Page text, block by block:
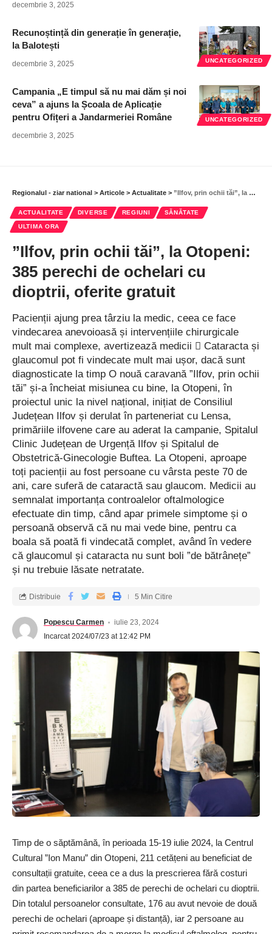
decembrie 3, 2025
UNCATEGORIZED
Recunoștință din generație în generație,
la Balotești
decembrie 3, 2025
UNCATEGORIZED
Campania „E timpul să nu mai dăm și noi
ceva” a ajuns la Școala de Aplicație
pentru Ofițeri a Jandarmeriei Române
decembrie 3, 2025
Regionalul - ziar national > Articole > Actualitate > ”Ilfov, prin ochii tăi”, la Otopeni: 385 perechi de ochelari cu dioptrii, oferite gratuit
ACTUALITATE DIVERSE REGIUNI SĂNĂTATE
ULTIMA ORA
”Ilfov, prin ochii tăi”, la Otopeni:
385 perechi de ochelari cu
dioptrii, oferite gratuit
Pacienții ajung prea târziu la medic, ceea ce face
vindecarea anevoioasă și intervențiile chirurgicale
mult mai complexe, avertizează medicii  Cataracta și
glaucomul pot fi vindecate mult mai ușor, dacă sunt
diagnosticate la timp O nouă caravană ”Ilfov, prin ochii
tăi” și-a încheiat misiunea cu bine, la Otopeni, în
proiectul unic la nivel național, inițiat de Consiliul
Județean Ilfov și derulat în parteneriat cu Lensa,
primăriile ilfovene care au aderat la campanie, Spitalul
Clinic Județean de Urgență Ilfov și Spitalul de
Obstetrică-Ginecologie Buftea. La Otopeni, aproape
toți pacienții au fost persoane cu vârsta peste 70 de
ani, care suferă de cataractă sau glaucom. Medicii au
semnalat importanța controalelor oftalmologice
efectuate din timp, când apar primele simptome și o
persoană observă că nu mai vede bine, pentru ca
boala să poată fi vindecată complet, având în vedere
că glaucomul și cataracta nu sunt boli ”de bătrânețe”
și nu trebuie lăsate netratate.
Popescu Carmen
iulie 23, 2024
Incarcat 2024/07/23 at 12:42 PM
Distribuie 5 Min Citire
Timp de o săptămână, în perioada 15-19 iulie 2024, la Centrul
Cultural ”Ion Manu” din Otopeni, 211 cetățeni au beneficiat de
consultații gratuite, ceea ce a dus la prescrierea fără costuri
din partea beneficiarilor a 385 de perechi de ochelari cu dioptrii.
Din totalul persoanelor consultate, 176 au avut nevoie de două
perechi de ochelari (aproape și distanță), iar 2 persoane au